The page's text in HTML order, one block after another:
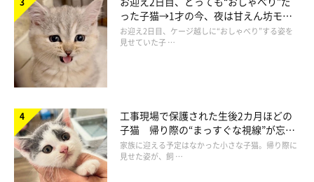
った子猫→1才の今、夜は甘えん坊モー
ドになるコに成長！
お迎え2日目、ケージ越しに“おしゃべり”する姿を
見せていた子 …
工事現場で保護された生後2カ月ほどの
子猫 帰り際の“まっすぐな視線”が忘れ
られず、家族の一員に
家族に迎える予定はなかった小さな子猫。帰り際に
見せた姿が、飼 …